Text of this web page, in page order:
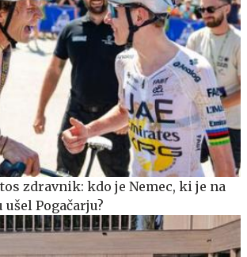
zdravnik: kdo je Nemec, ki je na
Pogačarju?